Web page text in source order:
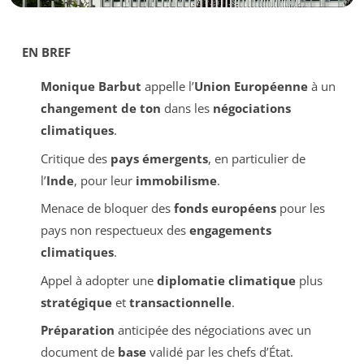
EN BREF
Monique Barbut appelle l’Union Européenneà un
changement de ton dans les négociations
climatiques.
Critique des pays émergents, en particulier de
l’Inde, pour leur immobilisme.
Menace de bloquer des fonds européenspour les
pays non respectueux des engagements
climatiques.
Appel à adopter une diplomatie climatiqueplus
stratégiqueet transactionnelle.
Préparation anticipée des négociations avec un
document de basevalidé par les chefs d’État.